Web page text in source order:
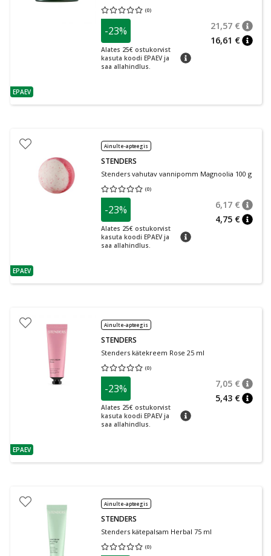
nõuanne
EPAEV
(0)
Keskmine hinnang 0.00
-23%
Alates 25€ ostukorvist
kasuta koodi EPAEV ja
saa allahindlus.
nõuanne
21,57 €
16,61 €
nõuanne
EPAEV
Ainult e-apteegis
STENDERS
Stenders vahutav vannipomm Magnoolia 100 g
(0)
Keskmine hinnang 0.00
-23%
Alates 25€ ostukorvist
kasuta koodi EPAEV ja
saa allahindlus.
nõuanne
6,17 €
4,75 €
nõuanne
EPAEV
Ainult e-apteegis
STENDERS
Stenders kätekreem Rose 25 ml
(0)
Keskmine hinnang 0.00
-23%
Alates 25€ ostukorvist
kasuta koodi EPAEV ja
saa allahindlus.
nõuanne
7,05 €
5,43 €
Ainult e-apteegis
STENDERS
Stenders kätepalsam Herbal 75 ml
(0)
Keskmine hinnang 0.00